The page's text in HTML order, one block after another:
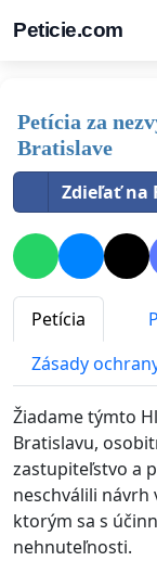
Peticie.com
Petícia za
Bratislave
Zdieľať na
Petícia
Zásady
Žiadame týmto
Bratislavu,
zastupiteľstvo a
neschválili návrh
ktorým sa s
nehnuteľnosti.